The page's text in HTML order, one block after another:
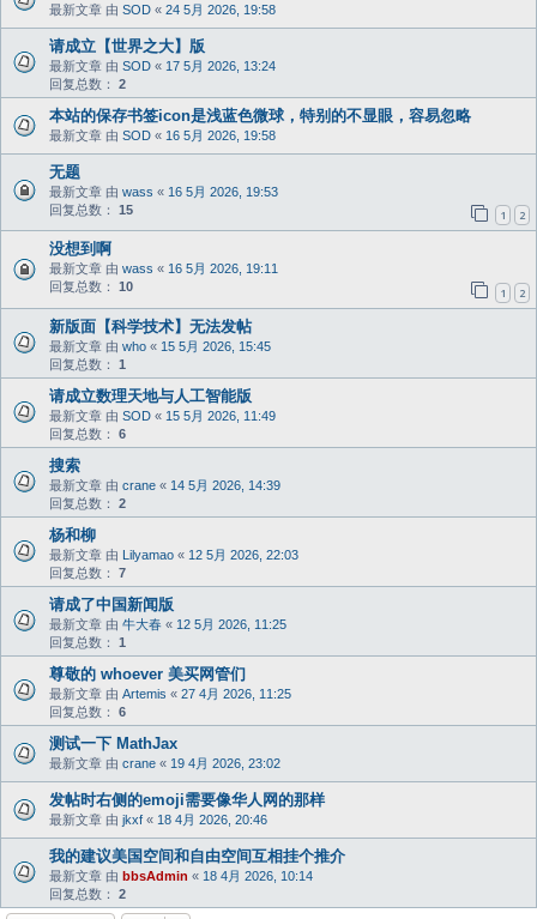
最新文章 由 SOD « 24 5月 2026, 19:58
请成立【世界之大】版
最新文章 由 SOD « 17 5月 2026, 13:24
回复总数： 2
本站的保存书签icon是浅蓝色微球，特别的不显眼，容易忽略
最新文章 由 SOD « 16 5月 2026, 19:58
无题
最新文章 由 wass « 16 5月 2026, 19:53
回复总数： 15 1 2
没想到啊
最新文章 由 wass « 16 5月 2026, 19:11
回复总数： 10 1 2
新版面【科学技术】无法发帖
最新文章 由 who « 15 5月 2026, 15:45
回复总数： 1
请成立数理天地与人工智能版
最新文章 由 SOD « 15 5月 2026, 11:49
回复总数： 6
搜索
最新文章 由 crane « 14 5月 2026, 14:39
回复总数： 2
杨和柳
最新文章 由 Lilyamao « 12 5月 2026, 22:03
回复总数： 7
请成了中国新闻版
最新文章 由 牛大春 « 12 5月 2026, 11:25
回复总数： 1
尊敬的 whoever 美买网管们
最新文章 由 Artemis « 27 4月 2026, 11:25
回复总数： 6
测试一下 MathJax
最新文章 由 crane « 19 4月 2026, 23:02
发帖时右侧的emoji需要像华人网的那样
最新文章 由 jkxf « 18 4月 2026, 20:46
我的建议美国空间和自由空间互相挂个推介
最新文章 由 bbsAdmin « 18 4月 2026, 10:14
回复总数： 2